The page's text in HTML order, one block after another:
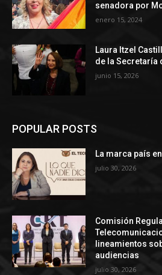
senadora por
enero 15, 2024
Laura Itzel
de la Secretaría
junio 15, 2026
POPULAR POSTS
La marca país
julio 30, 2026
Comisión
lineamientos
audiencias
julio 30, 2026